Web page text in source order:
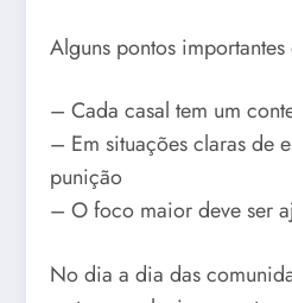
Alguns pontos
– Cada casal tem um
– Em situações claras de
punição
– O foco maior deve ser
No dia a dia das